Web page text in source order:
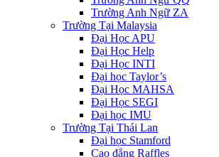
Trường Anh Ngữ ZA
Trường Tại Malaysia
Đại Học APU
Đại Học Help
Đại Học INTI
Đại học Taylor’s
Đại Học MAHSA
Đại Học SEGI
Đại học IMU
Trường Tại Thái Lan
Đại học Stamford
Cao đẳng Raffles